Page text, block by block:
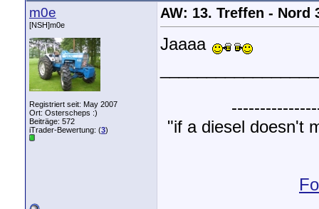
m0e
[NSH]m0e
Registriert seit: May 2007
Ort: Osterscheps :)
Beiträge: 572
iTrader-Bewertung: (3)
AW: 13. Treffen - Nord
Jaaaa
"if a diesel doesn't